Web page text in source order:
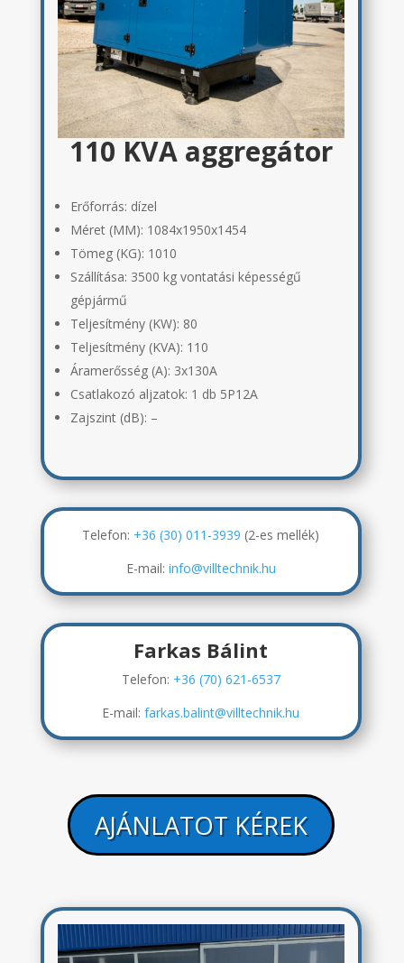
110 KVA aggregátor
Erőforrás: dízel
Méret (MM): 1084x1950x1454
Tömeg (KG): 1010
Szállítása: 3500 kg vontatási képességű
gépjármű
Teljesítmény (KW): 80
Teljesítmény (KVA): 110
Áramerősség (A): 3x130A
Csatlakozó aljzatok: 1 db 5P12A
Zajszint (dB): –
Telefon: +36 (30) 011-3939 (2-es mellék)
E-mail: info@villtechnik.hu
Farkas Bálint
Telefon: +36 (70) 621-6537
E-mail: farkas.balint@villtechnik.hu
AJÁNLATOT KÉREK